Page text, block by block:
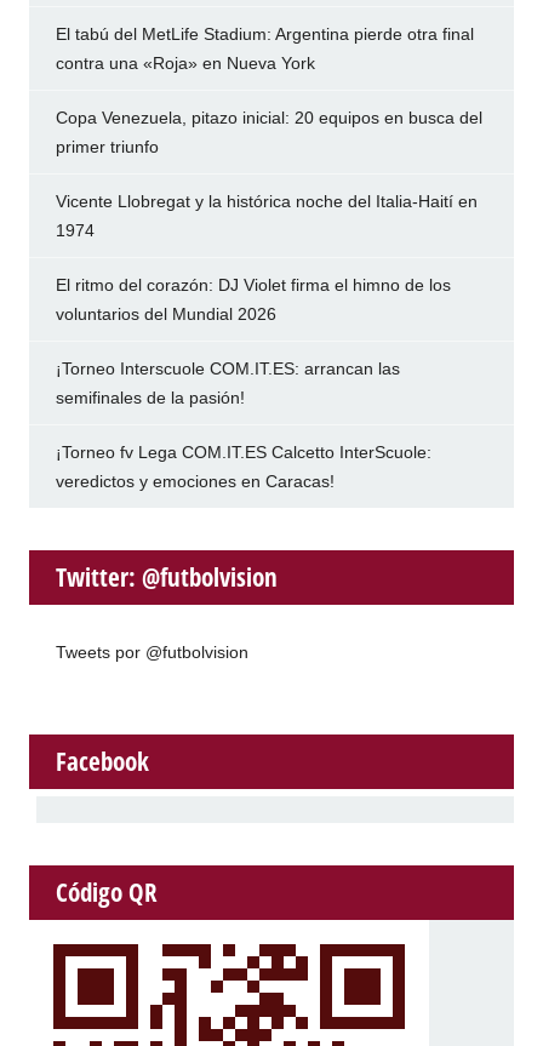
El tabú del MetLife Stadium: Argentina pierde otra final
contra una «Roja» en Nueva York
Copa Venezuela, pitazo inicial: 20 equipos en busca del
primer triunfo
Vicente Llobregat y la histórica noche del Italia-Haití en
1974
El ritmo del corazón: DJ Violet firma el himno de los
voluntarios del Mundial 2026
¡Torneo Interscuole COM.IT.ES: arrancan las
semifinales de la pasión!
¡Torneo fv Lega COM.IT.ES Calcetto InterScuole:
veredictos y emociones en Caracas!
Twitter: @futbolvision
Tweets por @futbolvision
Facebook
Código QR